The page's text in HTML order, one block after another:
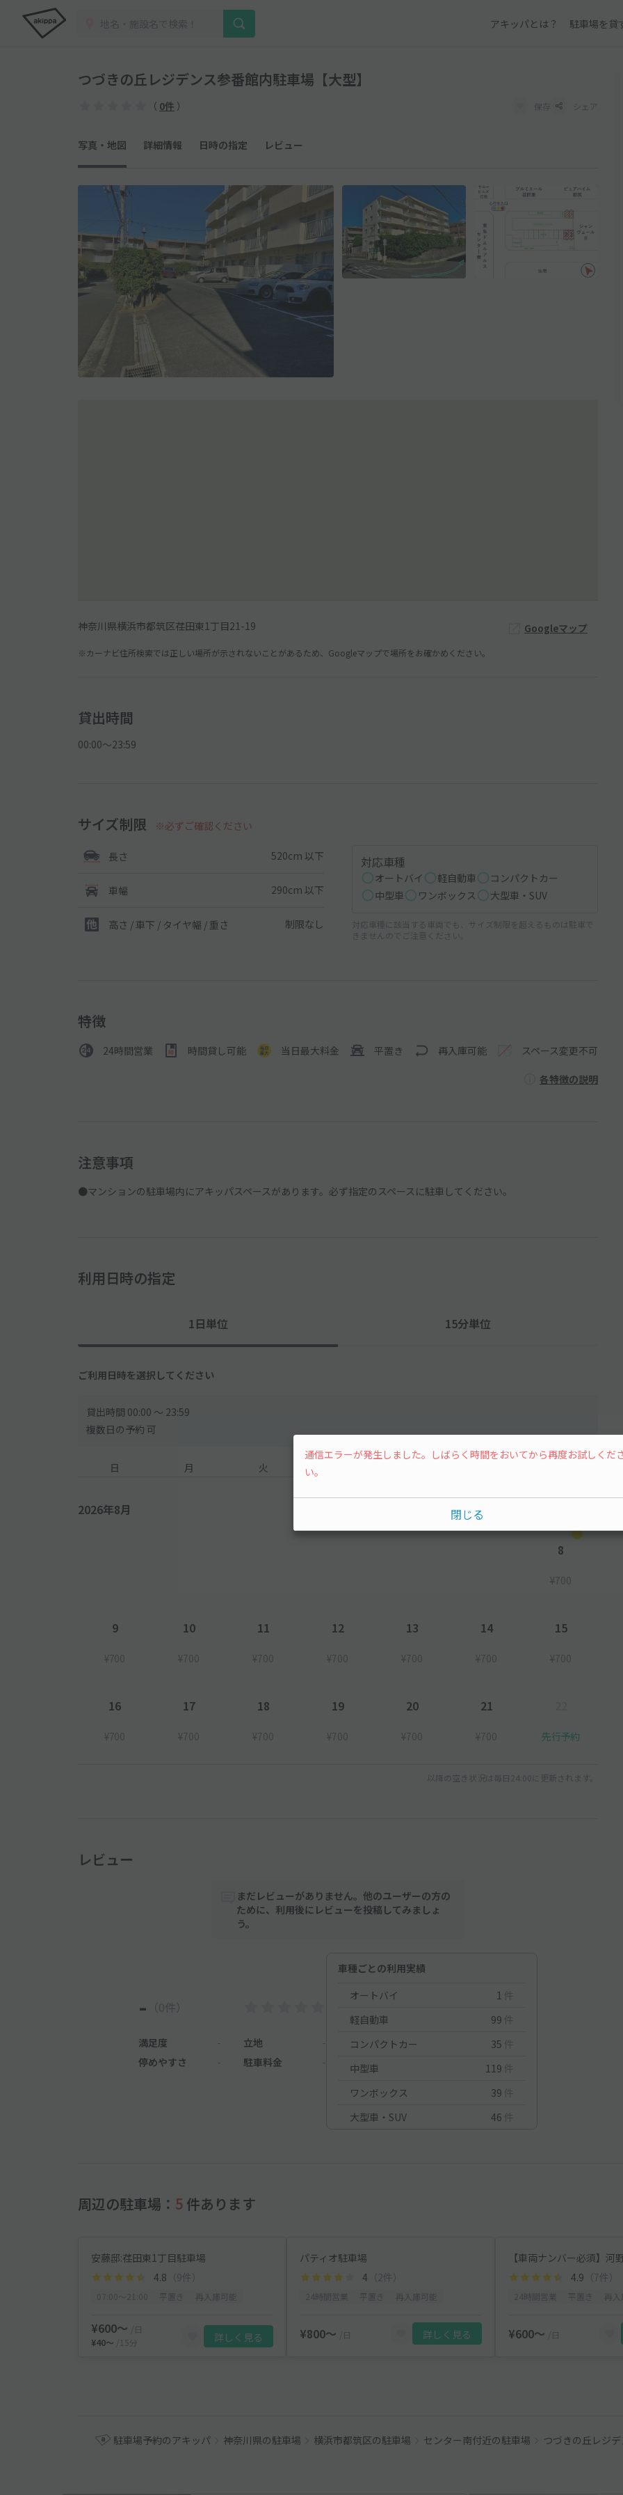
アキッパとは？ 駐車場を貸
つづきの丘レジデンス参番館内駐車場【大型】
（ 0件 ） 保存 シェア
写真・地図 詳細情報 日時の指定 レビュー
神奈川県横浜市都筑区荏田東1丁目21-19 Googleマップ
※カーナビ住所検索では正しい場所が示されないことがあるため、Googleマップで場所をお確かめください。
貸出時間
00:00〜23:59
サイズ制限 ※必ずご確認ください
長さ 520cm 以下
車幅 290cm 以下
高さ / 車下 / タイヤ幅 / 重さ 制限なし
対応車種
オートバイ 軽自動車
コンパクトカー
中型車
ワンボックス 大型車・SUV
対応車種に該当する車両でも、サイズ制限を超えるものは駐車で
きませんのでご注意ください。
特徴
24時間営業 時間貸し可能 当日最大料金 平置き 再入庫可能 スペース変更不可
各特徴の説明
注意事項
●マンションの駐車場内にアキッパスペースがあります。必ず指定のスペースに駐車してください。
利用日時の指定
1日単位 15分単位
ご利用日時を選択してください
貸出時間 00:00 〜 23:59
複数日の予約 可
日 月 火
2026年8月
8
¥700
9
¥700
10
¥700
11
¥700
12
¥700
13
¥700
14
¥700
15
¥700
16
¥700
17
¥700
18
¥700
19
¥700
20
¥700
21
¥700 先行予約
以降の空き状況は毎日24:00に更新されます。
レビュー
まだレビューがありません。他のユーザーの方の
ために、利用後にレビューを投稿してみましょ
う。
- （0件）
満足度 立地
停めやすさ
駐車料金
車種ごとの利用実績
オートバイ
1 件
軽自動車
99 件
コンパクトカー
35 件
中型車
119 件
ワンボックス
39 件
大型車・SUV
46 件
周辺の駐車場： 5 件あります
安藤邸:荏田東1丁目駐車場
4.8 （9件）
¥600〜
/日
¥40〜
/15分 詳しく見る
パティオ駐車場
4 （2件）
¥800〜 /日 詳しく見る
4.9 （7件）
¥600〜 /日
駐車場予約のアキッパ 神奈川県の駐車場 横浜市都筑区の駐車場 センター南付近の駐車場 つづきの丘レジ
通信エラーが発生しました。しばらく時間をおいてから再度お試しくだ
い。
閉じる